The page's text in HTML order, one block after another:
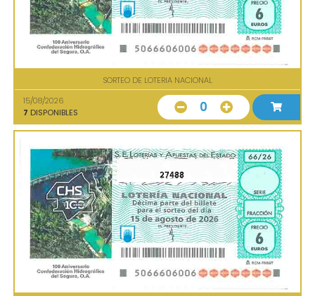
SORTEO DE LOTERIA NACIONAL
15/08/2026
7 DISPONIBLES 0
27488